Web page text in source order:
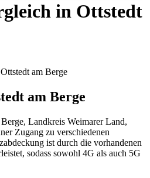
in Ottstedt
am Berge
am Berge
Landkreis Weimarer Land,
Zugang zu verschiedenen
ist durch die vorhandenen
sodass sowohl 4G als auch 5G